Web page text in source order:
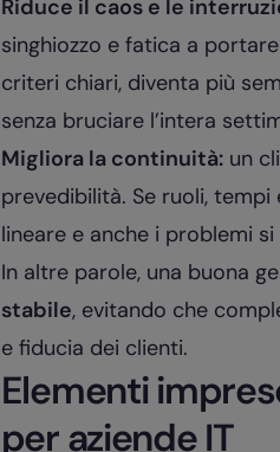
Riduce il caos e le
singhiozzo e fatica a
criteri chiari, diventa più
senza bruciare l’intera
Migliora la continuità:un
prevedibilità. Se ruoli,
lineare e anche i problemi
In altre parole, una buona
stabile, evitando che
e fiducia dei clienti.
Elementi
per aziende IT